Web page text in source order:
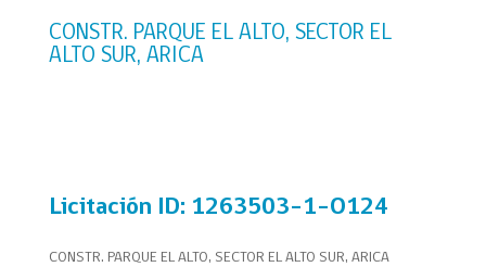
CONSTR. PARQUE EL ALTO, SECTOR EL
ALTO SUR, ARICA
Licitación ID: 1263503-1-O124
CONSTR. PARQUE EL ALTO, SECTOR EL ALTO SUR, ARICA